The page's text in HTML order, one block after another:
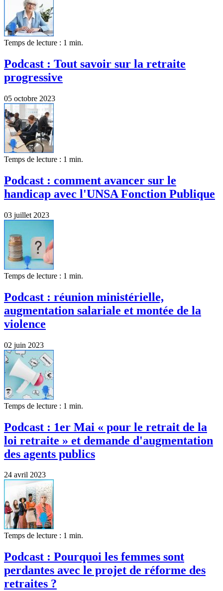
Temps de lecture : 1 min.
Podcast : Tout savoir sur la retraite
progressive
05 octobre 2023
Temps de lecture : 1 min.
Podcast : comment avancer sur le
handicap avec l'UNSA Fonction Publique
03 juillet 2023
Temps de lecture : 1 min.
Podcast : réunion ministérielle,
augmentation salariale et montée de la
violence
02 juin 2023
Temps de lecture : 1 min.
Podcast : 1er Mai « pour le retrait de la
loi retraite » et demande d'augmentation
des agents publics
24 avril 2023
Temps de lecture : 1 min.
Podcast : Pourquoi les femmes sont
perdantes avec le projet de réforme des
retraites ?